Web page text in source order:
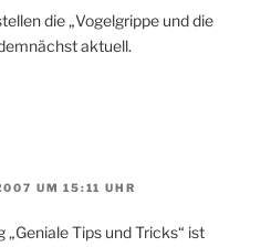
die „Vogelgrippe und die
aktuell.
UM 15:11 UHR
„Geniale Tips und Tricks“ ist